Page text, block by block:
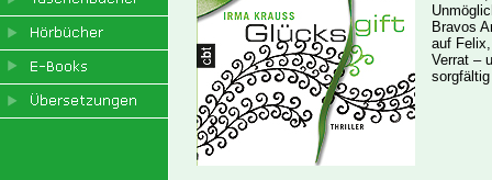
Bravos
auf
Verrat –